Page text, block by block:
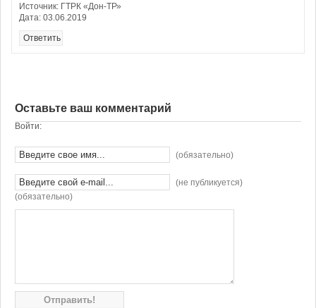
Источник: ГТРК «Дон-ТР»
Дата: 03.06.2019
Ответить
Оставьте ваш комментарий
Войти:
(обязательно)
(не публикуется)
(обязательно)